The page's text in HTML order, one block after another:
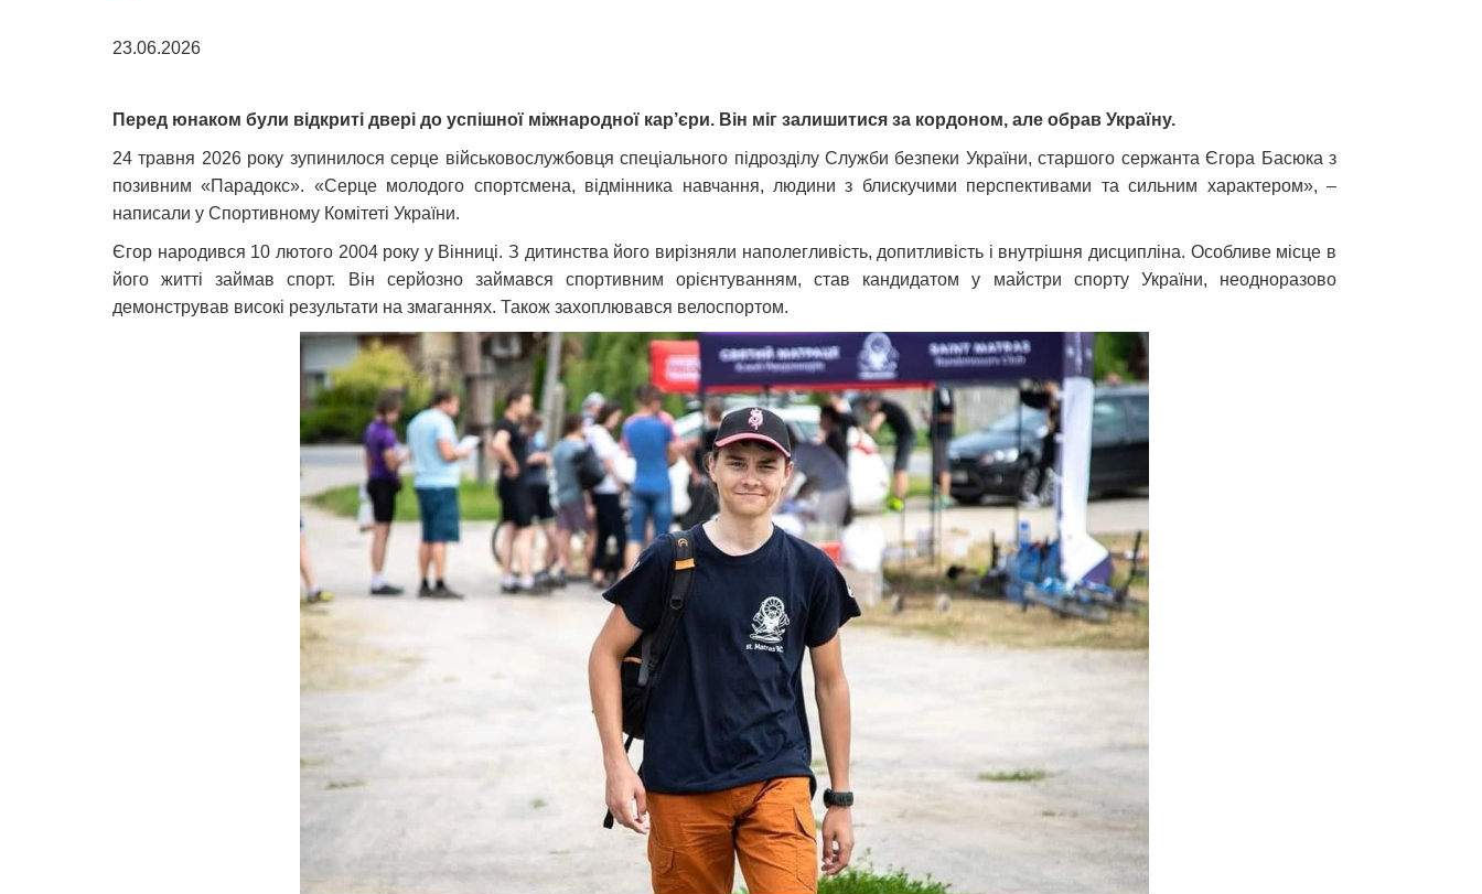
23.06.2026
Перед юнаком були відкриті двері до успішної міжнародної кар’єри. Він міг залишитися за кордоном, але обрав Україну.
24 травня 2026 року зупинилося серце військовослужбовця спеціального підрозділу Служби безпеки України, старшого сержанта Єгора Басюка з
позивним «Парадокс». «Серце молодого спортсмена, відмінника навчання, людини з блискучими перспективами та сильним характером», –
написали у Спортивному Комітеті України.
Єгор народився 10 лютого 2004 року у Вінниці. З дитинства його вирізняли наполегливість, допитливість і внутрішня дисципліна. Особливе місце в
його житті займав спорт. Він серйозно займався спортивним орієнтуванням, став кандидатом у майстри спорту України, неодноразово
демонстрував високі результати на змаганнях. Також захоплювався велоспортом.